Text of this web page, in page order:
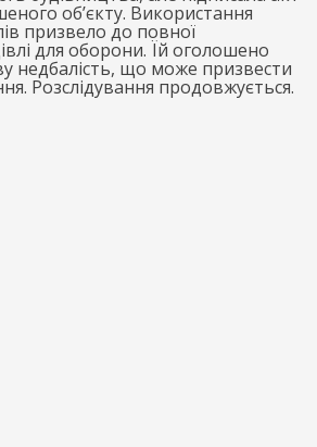
об’єкту. Використання
призвело до повної
для оборони. Їй оголошено
недбалість, що може призвести
Розслідування продовжується.